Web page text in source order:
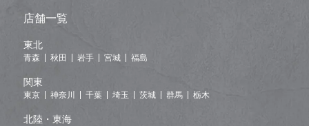
店舗一覧
東北
青森 秋田 岩手 宮城 福島
関東
東京 神奈川 千葉 埼玉 茨城 群馬 栃木
北陸・東海